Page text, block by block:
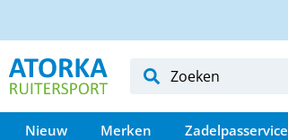
Nieuw Merken Zadelpasservice